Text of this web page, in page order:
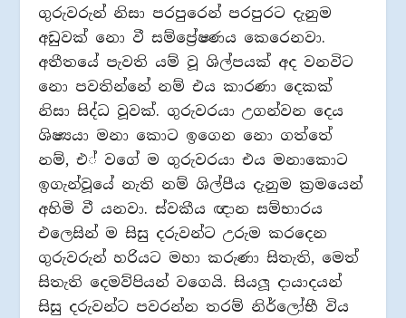
ගුරුවරුන් නිසා පරපුරෙන් පරපුරට දැනුම
අඩුවක් නො වී සම්පේ‍්‍රෂණය කෙරෙනවා.
අතීතයේ පැවති යම් වූ ශිල්පයක් අද වනවිට
නො පවතින්නේ නම් එය කාරණා දෙකක්
නිසා සිද්ධ වූවක්. ගුරුවරයා උගන්වන දෙය
ශිෂ්‍යයා මනා කොට ඉගෙන නො ගත්තේ
නම්, එ් වගේ ම ගුරුවරයා එය මනාකොට
ඉගැන්වූයේ නැති නම් ශිල්පීය දැනුම ක‍්‍රමයෙන්
අහිමි වී යනවා. ස්වකීය ඥාන සම්භාරය
එලෙසින් ම සිසු දරුවන්ට උරුම කරදෙන
ගුරුවරුන් හරියට මහා කරුණා සිතැති, මෙත්
සිතැති දෙමව්පියන් වගෙයි. සියලූ දායාදයන්
සිසු දරුවන්ට පවරන්න තරම් නිර්ලෝභී විය